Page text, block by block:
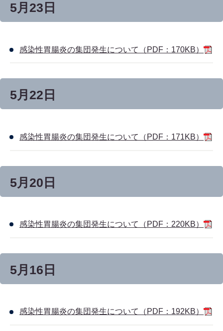
5月23日
感染性胃腸炎の集団発生について（PDF：170KB）
5月22日
感染性胃腸炎の集団発生について（PDF：171KB）
5月20日
感染性胃腸炎の集団発生について（PDF：220KB）
5月16日
感染性胃腸炎の集団発生について（PDF：192KB）